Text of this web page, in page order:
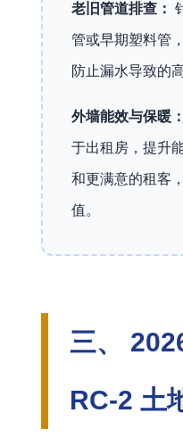
老旧管道排查：
管或早期塑料管
防止漏水导致的
外墙能效与保暖：
于出租房，提升
和更满意的租客
值。
三、
RC-2 土